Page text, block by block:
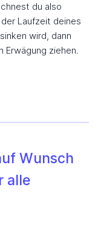
du also
Laufzeit deines
wird, dann
Erwägung ziehen.
Wunsch
alle